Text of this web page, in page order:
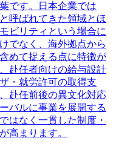
です。日本企業では
呼ばれてきた領域とほ
ビリティという場合に
でなく、海外拠点から
めて捉える点に特徴が
赴任者向けの給与設計
・就労許可の取得支
赴任前後の異文化対応
バルに事業を展開する
はなく一貫した制度・
高まります。